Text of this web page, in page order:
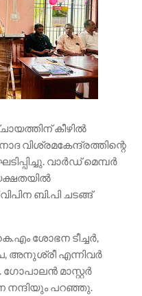
കീഴിൽ
വിശ്രമകേന്ദ്രത്തിന്റെ
വാർഡ് മെമ്പർ
ബി.പി ചടങ്ങ്
ശോഭന ടീച്ചർ,
അനുശ്രീ എന്നിവർ
മാസ്റ്റർ
നന്ദിയും പറഞ്ഞു.